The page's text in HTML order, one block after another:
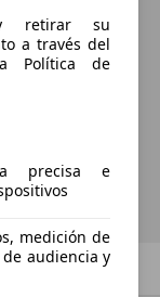
Siguiente
retirar su
a través del
Política de
precisa e
medición de
audiencia y